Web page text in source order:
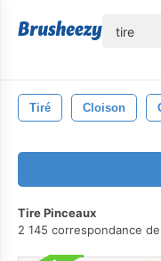
Tiré Cloison
Tire Pinceaux
2 145 correspondance